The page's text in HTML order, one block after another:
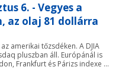
6. - Vegyes a
az olaj 81 dollárra
amerikai tőzsdéken. A DJIA
pluszban áll. Európánál is
Frankfurt és Párizs indexe ...